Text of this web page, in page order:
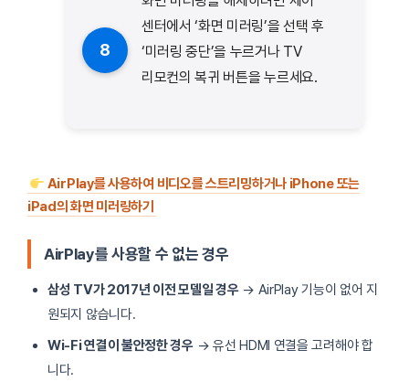
8
센터에서 ‘화면 미러링’을 선택 후
‘미러링 중단’을 누르거나 TV
리모컨의 복귀 버튼을 누르세요.
AirPlay를 사용하여 비디오를 스트리밍하거나 iPhone 또는
iPad의 화면 미러링하기
AirPlay를 사용할 수 없는 경우
삼성 TV가 2017년 이전 모델일 경우→ AirPlay 기능이 없어 지
원되지 않습니다.
Wi-Fi 연결이 불안정한 경우→ 유선 HDMI 연결을 고려해야 합
니다.